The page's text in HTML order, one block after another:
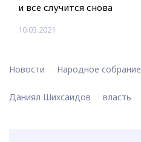
и все случится снова
10.03.2021
Новости Народное собрание
Даниял Шихсаидов власть